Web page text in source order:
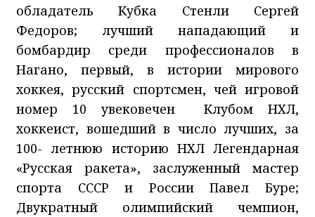
обладатель Кубка Стенли Сергей
Федоров; лучший нападающий и
бомбардир среди профессионалов в
Нагано, первый, в истории мирового
хоккея, русский спортсмен, чей игровой
номер 10 увековечен Клубом НХЛ,
хоккеист, вошедший в число лучших, за
100- летнюю историю НХЛ Легендарная
«Русская ракета», заслуженный мастер
спорта СССР и России Павел Буре;
Двукратный олимпийский чемпион,